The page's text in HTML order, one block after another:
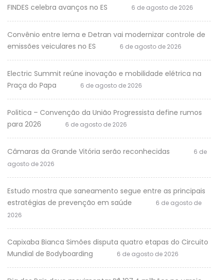
FINDES celebra avanços no ES 6 de agosto de 2026
Convênio entre Iema e Detran vai modernizar controle de
emissões veiculares no ES
6 de agosto de 2026
Electric Summit reúne inovação e mobilidade elétrica na
Praça do Papa
6 de agosto de 2026
Politica – Convenção da União Progressista define rumos
para 2026
6 de agosto de 2026
Câmaras da Grande Vitória serão reconhecidas
6 de
agosto de 2026
Estudo mostra que saneamento segue entre as principais
estratégias de prevenção em saúde
6 de agosto de
2026
Capixaba Bianca Simões disputa quatro etapas do Circuito
Mundial de Bodyboarding
6 de agosto de 2026